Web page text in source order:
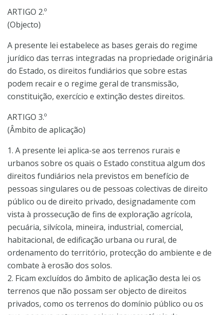
ARTIGO 2.º
(Objecto)
A presente lei estabelece as bases gerais do regime
jurídico das terras integradas na propriedade originária
do Estado, os direitos fundiários que sobre estas
podem recair e o regime geral de transmissão,
constituição, exercício e extinção destes direitos.
ARTIGO 3.º
(Âmbito de aplicação)
1. A presente lei aplica-se aos terrenos rurais e
urbanos sobre os quais o Estado constitua algum dos
direitos fundiários nela previstos em benefício de
pessoas singulares ou de pessoas colectivas de direito
público ou de direito privado, designadamente com
vista à prossecução de fins de exploração agrícola,
pecuária, silvícola, mineira, industrial, comercial,
habitacional, de edificação urbana ou rural, de
ordenamento do território, protecção do ambiente e de
combate à erosão dos solos.
2. Ficam excluídos do âmbito de aplicação desta lei os
terrenos que não possam ser objecto de direitos
privados, como os terrenos do domínio público ou os